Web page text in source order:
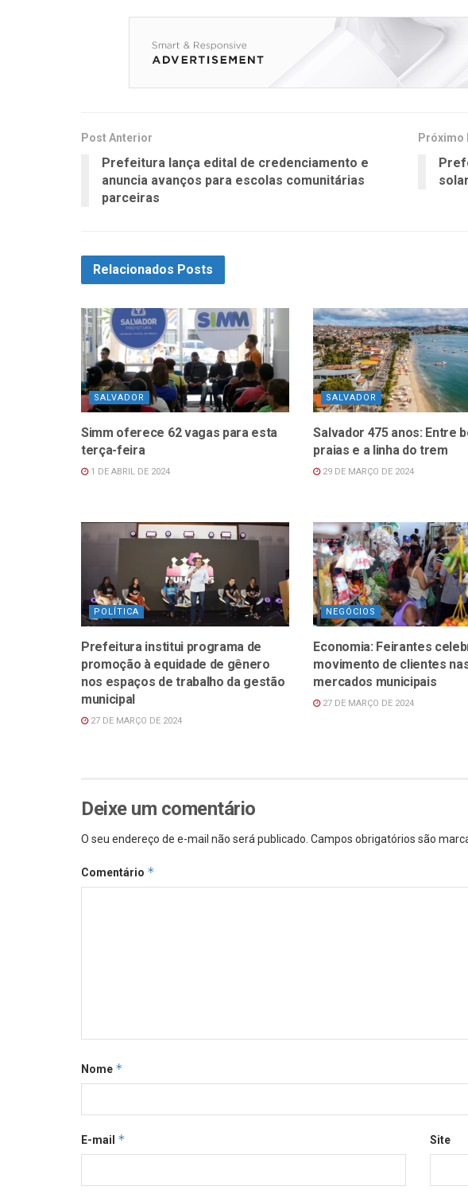
Post Anterior
Prefeitura lança edital de credenciamento e
anuncia avanços para escolas comunitárias
parceiras
Próximo
Relacionados Posts
SALVADOR
Simm oferece 62 vagas para esta
terça-feira
1 DE ABRIL DE 2024
SALVADOR
Salvador 475 anos: Entre
praias e a linha do trem
29 DE MARÇO DE 2024
POLÍTICA
Prefeitura institui programa de
promoção à equidade de gênero
nos espaços de trabalho da gestão
municipal
27 DE MARÇO DE 2024
NEGÓCIOS
Economia: Feirantes
movimento de clientes
mercados municipais
27 DE MARÇO DE 2024
Deixe um comentário
O seu endereço de e-mail não será publicado. Campos obrigatórios são
Comentário *
Nome *
E-mail * Site